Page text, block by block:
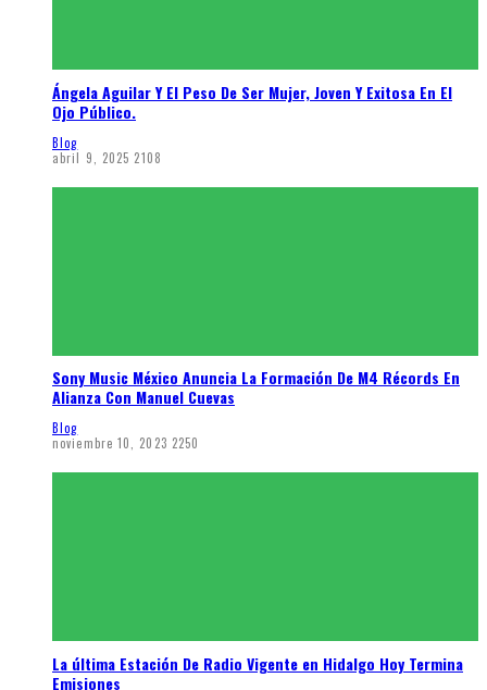
Ángela Aguilar Y El Peso De Ser Mujer, Joven Y Exitosa En El
Ojo Público.
Blog
abril 9, 2025 2108
Sony Music México Anuncia La Formación De M4 Récords En
Alianza Con Manuel Cuevas
Blog
noviembre 10, 2023 2250
La última Estación De Radio Vigente en Hidalgo Hoy Termina
Emisiones